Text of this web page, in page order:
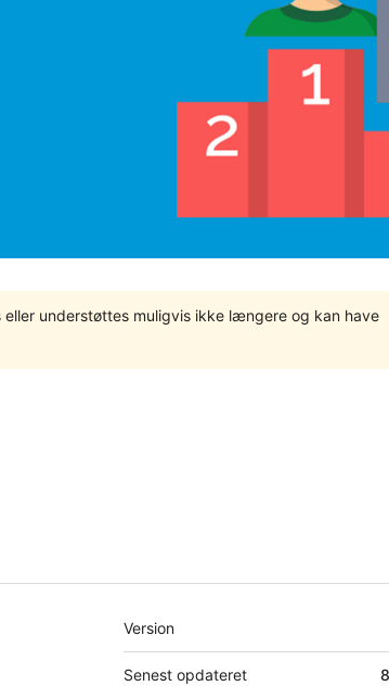
eller understøttes muligvis ikke længere og kan have
Meta
Version
Senest opdateret